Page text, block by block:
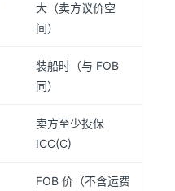
大（卖方议价空
间）
装船时（与 FOB
同）
卖方至少投保
ICC(C)
FOB 价（不含运费